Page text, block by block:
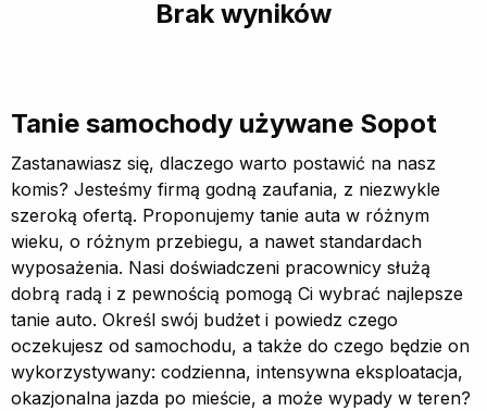
Brak wyników
Tanie samochody używane Sopot
Zastanawiasz się, dlaczego warto postawić na nasz
komis? Jesteśmy firmą godną zaufania, z niezwykle
szeroką ofertą. Proponujemy tanie auta w różnym
wieku, o różnym przebiegu, a nawet standardach
wyposażenia. Nasi doświadczeni pracownicy służą
dobrą radą i z pewnością pomogą Ci wybrać najlepsze
tanie auto. Określ swój budżet i powiedz czego
oczekujesz od samochodu, a także do czego będzie on
wykorzystywany: codzienna, intensywna eksploatacja,
okazjonalna jazda po mieście, a może wypady w teren?